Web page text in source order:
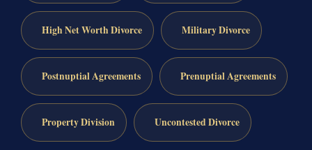
High Net Worth Divorce Military Divorce
Postnuptial Agreements Prenuptial Agreements
Property Division Uncontested Divorce